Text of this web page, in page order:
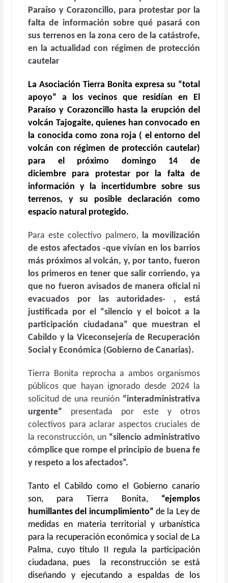
Paraíso y Corazoncillo, para protestar por la
falta de información sobre qué pasará con
sus terrenos en la zona cero de la catástrofe,
en la actualidad con régimen de protección
cautelar
LaAsociación Tierra Bonita expresa su “total
apoyo” a los vecinos que residían en El
Paraíso y Corazoncillohasta la erupción del
volcán Tajogaite, quienes han convocado en
la conocida como zona roja ( el entorno del
volcán con régimen de protección cautelar)
para el próximo domingo 14 de
diciembre para protestar por la falta de
información y la incertidumbre sobre sus
terrenos, y su posible declaración como
espacio natural protegido.
Para este colectivo palmero, la movilización
de estos afectados -que vivían en los barrios
más próximos al volcán, y, por tanto, fueron
los primeros en tener que salir corriendo, ya
que no fueron avisados de manera oficial ni
evacuados por las autoridades- , está
justificada por el “silencio y el boicot a la
participación ciudadana” que muestran el
Cabildo y la Viceconsejería de Recuperación
Social y Económica (Gobierno de Canarias).
Tierra Bonita reprocha a ambos organismos
públicos que hayan ignorado desde 2024 la
solicitud de una reunión “interadministrativa
urgente” presentada por este y otros
colectivos para aclarar aspectos cruciales de
la reconstrucción, un “silencio administrativo
cómplice que rompe el principio de buena fe
y respeto a los afectados”.
Tanto el Cabildo como el Gobierno canario
son, para Tierra Bonita, “ejemplos
humillantes del incumplimiento” de la Ley de
medidas en materia territorial y urbanística
para la recuperación económica y social de La
Palma, cuyo título II regula la participación
ciudadana, pues la reconstrucción se está
diseñando y ejecutando a espaldas de los